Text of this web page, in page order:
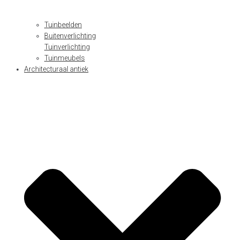
Tuinbeelden
Buitenverlichting
Tuinverlichting
Tuinmeubels
Architecturaal antiek